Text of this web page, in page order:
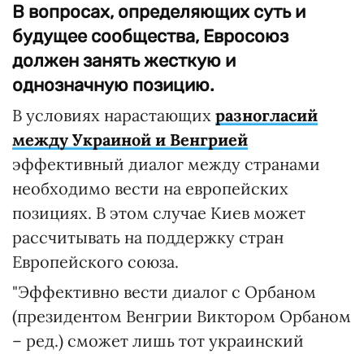
В вопросах, определяющих суть и
будущее сообщества, Евросоюз
должен занять жесткую и
однозначную позицию.
В условиях нарастающих разногласий
между Украиной и Венгрией
эффективный диалог между странами
необходимо вести на европейских
позициях. В этом случае Киев может
рассчитывать на поддержку стран
Европейского союза.
"Эффективно вести диалог с Орбаном
(президентом Венгрии Виктором Орбаном
– ред.) сможет лишь тот украинский